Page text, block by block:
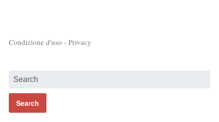
Condizione d'uso - Privacy